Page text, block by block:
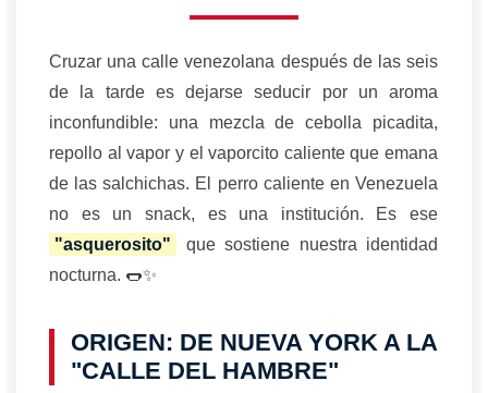
Cruzar una calle venezolana después de las seis
de la tarde es dejarse seducir por un aroma
inconfundible: una mezcla de cebolla picadita,
repollo al vapor y el vaporcito caliente que emana
de las salchichas. El perro caliente en Venezuela
no es un snack, es una institución. Es ese
"asquerosito"
que sostiene nuestra identidad
nocturna. 🌭✨
ORIGEN: DE NUEVA YORK A LA
"CALLE DEL HAMBRE"